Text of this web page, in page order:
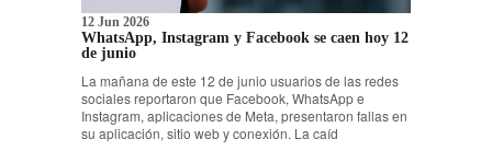
12 Jun 2026
WhatsApp, Instagram y Facebook se caen hoy 12
de junio
La mañana de este 12 de junio usuarios de las redes
sociales reportaron que Facebook, WhatsApp e
Instagram, aplicaciones de Meta, presentaron fallas en
su aplicación, sitio web y conexión. La caíd